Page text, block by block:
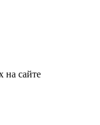
на сайте